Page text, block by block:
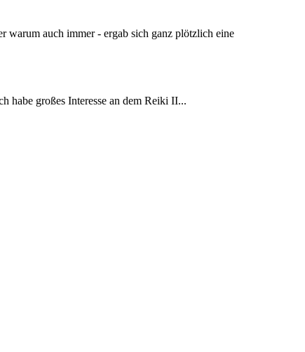
auch immer - ergab sich ganz plötzlich eine
habe großes Interesse an dem Reiki II...